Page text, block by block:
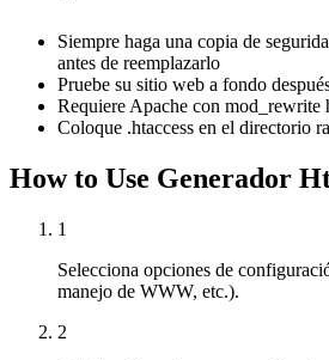
Siempre haga una copia de
antes de reemplazarlo
Pruebe su sitio web a fondo
Requiere Apache con mod_rewrite
Coloque .htaccess en el directorio
How to Use Generador
1
Selecciona opciones de
manejo de WWW, etc.).
2